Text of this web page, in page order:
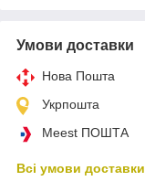
Умови доставки
Нова Пошта
Укрпошта
Meest ПОШТА
Всі умови доставки